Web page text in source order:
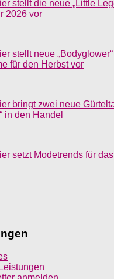
stellt die neue „Little
2026 vor
stellt neue
für den Herbst vor
bringt zwei neue
in den Handel
setzt Modetrends für